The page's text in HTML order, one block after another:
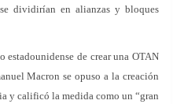
dividirían en alianzas y bloques
de crear una OTAN
Macron se opuso a la creación
y calificó la medida como un “gran